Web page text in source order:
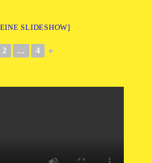
SLIDESHOW]
2 ... 4 ►